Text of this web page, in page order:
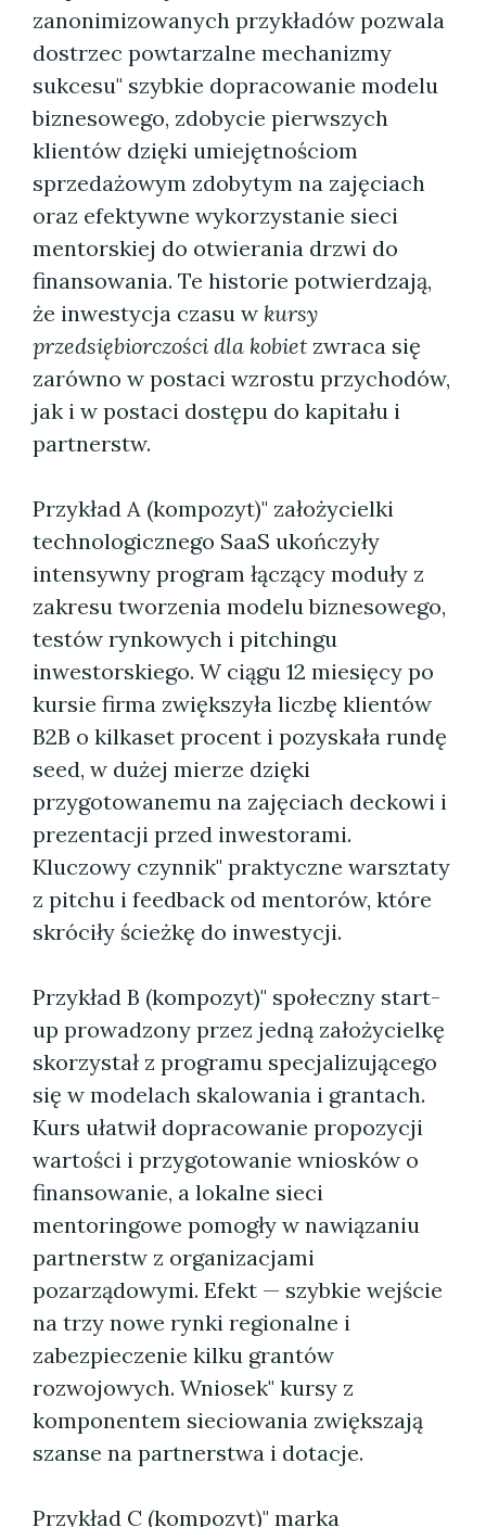
zanonimizowanych przykładów pozwala
dostrzec powtarzalne mechanizmy
sukcesu" szybkie dopracowanie modelu
biznesowego, zdobycie pierwszych
klientów dzięki umiejętnościom
sprzedażowym zdobytym na zajęciach
oraz efektywne wykorzystanie sieci
mentorskiej do otwierania drzwi do
finansowania. Te historie potwierdzają,
że inwestycja czasu w kursy
przedsiębiorczości dla kobiet zwraca się
zarówno w postaci wzrostu przychodów,
jak i w postaci dostępu do kapitału i
partnerstw.
Przykład A (kompozyt)" założycielki
technologicznego SaaS ukończyły
intensywny program łączący moduły z
zakresu tworzenia modelu biznesowego,
testów rynkowych i pitchingu
inwestorskiego. W ciągu 12 miesięcy po
kursie firma zwiększyła liczbę klientów
B2B o kilkaset procent i pozyskała rundę
seed, w dużej mierze dzięki
przygotowanemu na zajęciach deckowi i
prezentacji przed inwestorami.
Kluczowy czynnik" praktyczne warsztaty
z pitchu i feedback od mentorów, które
skróciły ścieżkę do inwestycji.
Przykład B (kompozyt)" społeczny start-
up prowadzony przez jedną założycielkę
skorzystał z programu specjalizującego
się w modelach skalowania i grantach.
Kurs ułatwił dopracowanie propozycji
wartości i przygotowanie wniosków o
finansowanie, a lokalne sieci
mentoringowe pomogły w nawiązaniu
partnerstw z organizacjami
pozarządowymi. Efekt — szybkie wejście
na trzy nowe rynki regionalne i
zabezpieczenie kilku grantów
rozwojowych. Wniosek" kursy z
komponentem sieciowania zwiększają
szanse na partnerstwa i dotacje.
Przykład C (kompozyt)" marka